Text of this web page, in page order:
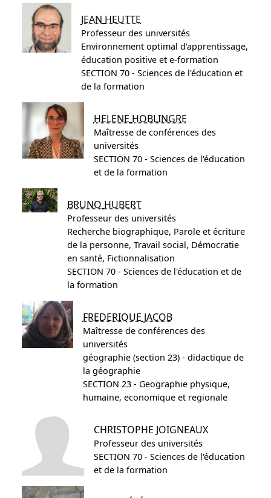
JEAN HEUTTE
Professeur des universités
Environnement optimal d'apprentissage,
éducation positive et e-formation
SECTION 70 - Sciences de l'éducation et
de la formation
HELENE HOBLINGRE
Maîtresse de conférences des
universités
SECTION 70 - Sciences de l'éducation
et de la formation
BRUNO HUBERT
Professeur des universités
Recherche biographique, Parole et écriture
de la personne, Travail social, Démocratie
en santé, Fictionnalisation
SECTION 70 - Sciences de l'éducation et de
la formation
FREDERIQUE JACOB
Maîtresse de conférences des
universités
géographie (section 23) - didactique de
la géographie
SECTION 23 - Geographie physique,
humaine, economique et regionale
CHRISTOPHE JOIGNEAUX
Professeur des universités
SECTION 70 - Sciences de l'éducation
et de la formation